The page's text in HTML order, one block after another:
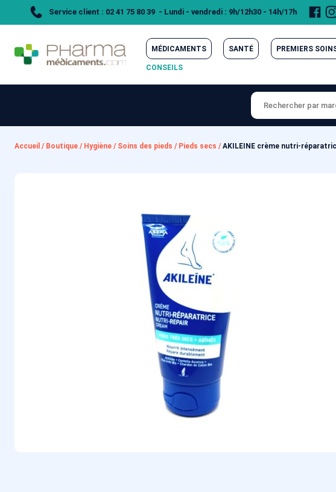
Service client : 02 41 75 80 39 - Lundi - vendredi : 9h/12h30 - 14h/17h
MÉDICAMENTS SANTÉ PREMIERS
CONSEILS
Accueil / Boutique / Hygiène / Soins des pieds / Pieds secs /AKILEINE crème nutri-